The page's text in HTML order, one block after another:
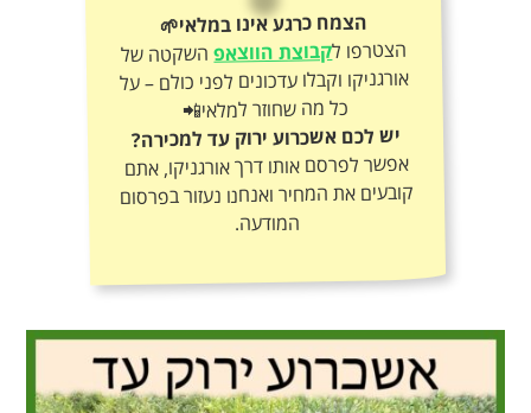
הצמח כרגע אינו במלאי🌱
הצטרפו לקבוצת הווצאפהשקטה של
אורגניקו וקבלו עדכונים לפני כולם – על
כל מה שחוזר למלאי📲
יש לכם אשכרוע ירוק עד למכירה?
אפשר לפרסם אותו דרך אורגניקו, אתם
קובעים את המחיר ואנחנו נעזור בפרסום
המודעה.